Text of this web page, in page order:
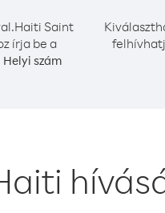
Haiti Saint
írja be a
Helyi szám